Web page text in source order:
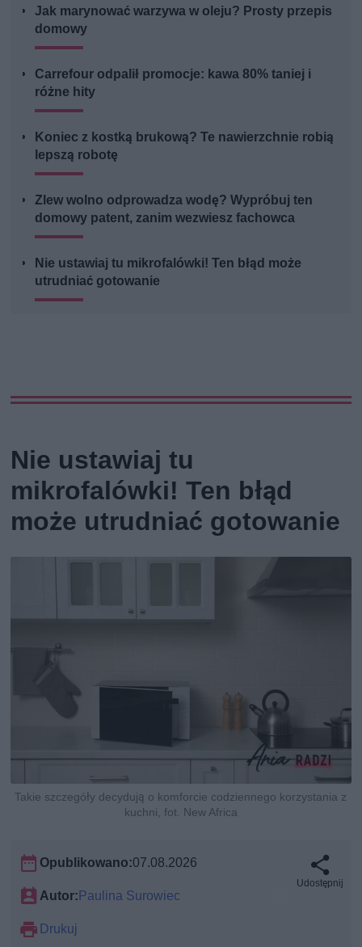
Jak marynować warzywa w oleju? Prosty przepis
domowy
Carrefour odpalił promocje: kawa 80% taniej i
różne hity
Koniec z kostką brukową? Te nawierzchnie robią
lepszą robotę
Zlew wolno odprowadza wodę? Wypróbuj ten
domowy patent, zanim wezwiesz fachowca
Nie ustawiaj tu mikrofalówki! Ten błąd może
utrudniać gotowanie
Nie ustawiaj tu
mikrofalówki! Ten błąd
może utrudniać gotowanie
Takie szczegóły decydują o komforcie codziennego korzystania z
kuchni, fot. New Africa
Opublikowano:07.08.2026
Autor: Paulina Surowiec
Drukuj
Udostępnij